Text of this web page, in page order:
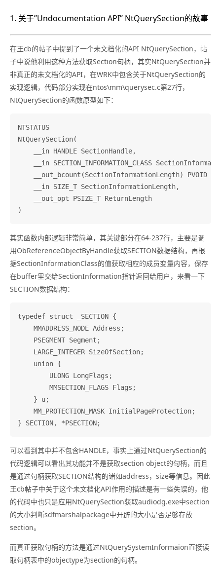
1. 关于”Undocumentation API” NtQuerySection的故事
在王cb的帖子中提到了一个未文档化的API NtQuerySection，帖
子中说他利用这种方法获取Section句柄，其实NtQuerySection并
非真正的未文档化的API，在WRK中包含关于NtQuerySection的
实现逻辑，代码部分实现在ntos\mm\querysec.c第27行，
NtQuerySection的函数原型如下：
NTSTATUS
NtQuerySection(
    __in HANDLE SectionHandle,
__in SECTION_INFORMATION_CLASS
__out_bcount(SectionInformationLength) PVOID
    __in SIZE_T SectionInformationLength,
    __out_opt PSIZE_T ReturnLength
其实函数内部逻辑非常简单，其关键部分在64-237行，主要是调
用ObReferenceObjectByHandle获取SECTION数据结构，再根
据SectionInformationClass的值获取相应的成员变量内容，保存
在buffer里交给SectionInformation指针返回给用户，来看一下
SECTION数据结构：
typedef struct _SECTION {
    MMADDRESS_NODE Address;
    PSEGMENT Segment;
    LARGE_INTEGER SizeOfSection;
    union {
        ULONG LongFlags;
        MMSECTION_FLAGS Flags;
    } u;
    MM_PROTECTION_MASK InitialPageProtection;
可以看到其中并不包含HANDLE，事实上通过NtQuerySection的
代码逻辑可以看出其功能并不是获取section object的句柄，而且
是通过句柄获取SECTION结构的诸如address，size等信息。因此
王cb帖子中关于这个未文档化API作用的描述是有一些失误的，他
的代码中也只是应用NtQuerySection获取audiodg.exe中section
的大小判断sdfmarshalpackage中开辟的大小是否足够存放
section。
而真正获取句柄的方法是通过NtQuerySystemInformaion直接读
取句柄表中的objectype为section的句柄。